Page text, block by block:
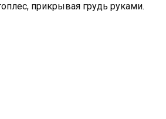
прикрывая грудь руками.